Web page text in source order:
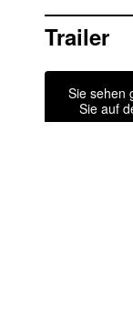
Trailer
Sie sehen
Sie auf